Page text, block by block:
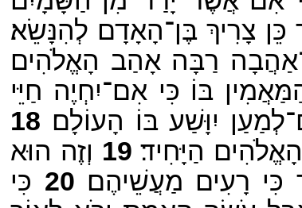
צָרִיךְ בֶּן־הָאָדָם לְהִנָּשֵׂא׃
רַבָּה אָהַב הָאֱלֹהִים
בּוֹ כִּי אִם־יִחְיֶה חַיֵּי
יִוָּשַׁע בּוֹ הָעוֹלָם׃ 18
הַיָּחִיד׃ 19 וְזֶה הוּא
רָעִים מַעֲשֵׁיהֶם׃ 20 כִּי